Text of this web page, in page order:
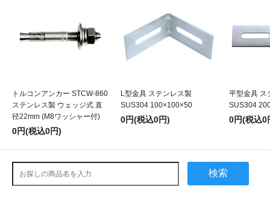
トルコンアンカー STCW-860
ステンレス製 ウェッジ式 直
径22mm (M8ワッシャー付)
0円(税込0円)
L型金具 ステンレス製
SUS304 100×100×50
0円(税込0円)
平型金具 ス
SUS304
0円(税込0
検索